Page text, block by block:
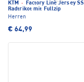
KTM ·
Factory Line Jersey SS
Radtrikot mit Fullzip
Herren
€ 64,99